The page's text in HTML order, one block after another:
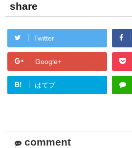
share
Twitter
Google+
B! はてブ
comment